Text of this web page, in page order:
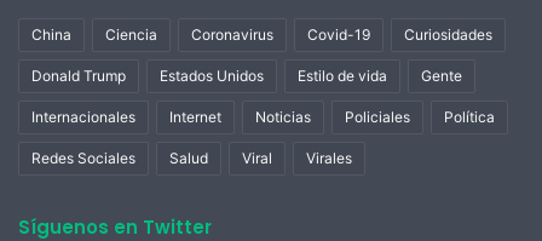
China Ciencia Coronavirus Covid-19 Curiosidades
Donald Trump Estados Unidos Estilo de vida Gente
Internacionales Internet Noticias Policiales Política
Redes Sociales Salud Viral Virales
Síguenos en Twitter